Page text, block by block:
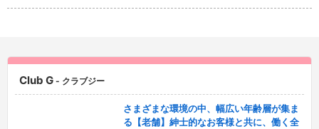
Club G - クラブジー
さまざまな環境の中、幅広い年齢層が集ま
る【老舗】紳士的なお客様と共に、働く全